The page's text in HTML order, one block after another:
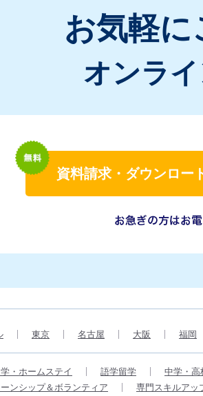
お気軽
オンラ
資料請求・ダウンロー
東京 名古屋 大阪 福岡
・ホームステイ 語学留学
中学・高
ンシップ＆ボランティア
専門スキルアッ